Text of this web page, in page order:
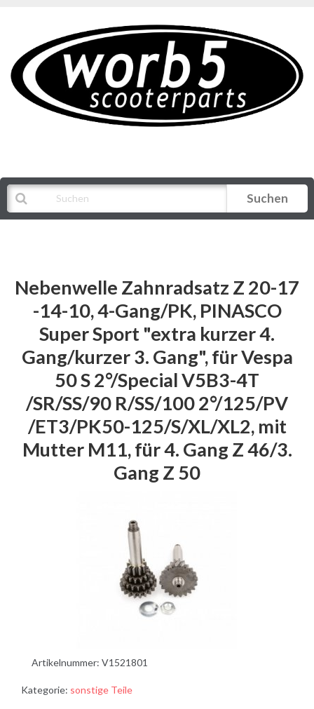
Suchen
Nebenwelle Zahnradsatz Z 20-17
-14-10, 4-Gang/PK, PINASCO
Super Sport "extra kurzer 4.
Gang/kurzer 3. Gang", für Vespa
50 S 2°/Special V5B3-4T
/SR/SS/90 R/SS/100 2°/125/PV
/ET3/PK50-125/S/XL/XL2, mit
Mutter M11, für 4. Gang Z 46/3.
Gang Z 50
Artikelnummer: V1521801
Kategorie: sonstige Teile